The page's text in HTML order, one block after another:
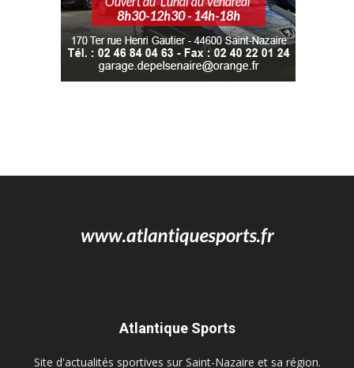
Atlantique Sports
Site d'actualités sportives sur Saint-Nazaire et sa région.